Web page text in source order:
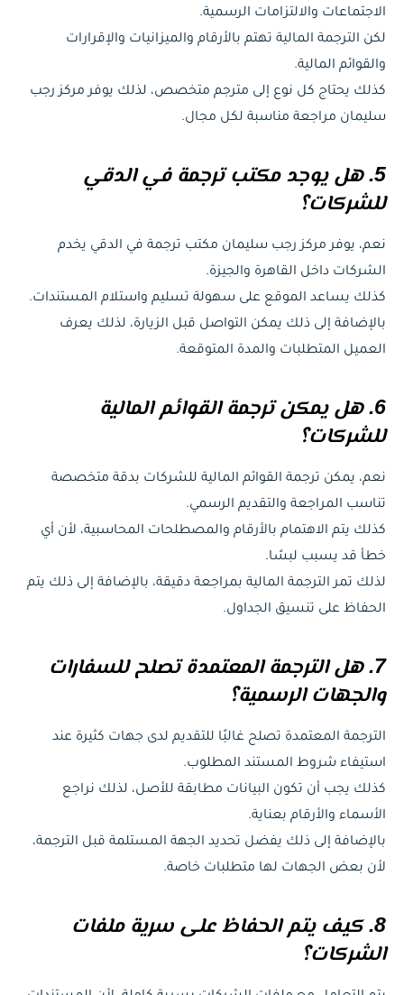
الاجتماعات والالتزامات الرسمية.
لكن الترجمة المالية تهتم بالأرقام والميزانيات والإقرارات
والقوائم المالية.
كذلك يحتاج كل نوع إلى مترجم متخصص، لذلك يوفر مركز رجب
سليمان مراجعة مناسبة لكل مجال.
5. هل يوجد مكتب ترجمة في الدقي
للشركات؟
نعم، يوفر مركز رجب سليمان مكتب ترجمة في الدقي يخدم
الشركات داخل القاهرة والجيزة.
كذلك يساعد الموقع على سهولة تسليم واستلام المستندات.
بالإضافة إلى ذلك يمكن التواصل قبل الزيارة، لذلك يعرف
العميل المتطلبات والمدة المتوقعة.
6. هل يمكن ترجمة القوائم المالية
للشركات؟
نعم، يمكن ترجمة القوائم المالية للشركات بدقة متخصصة
تناسب المراجعة والتقديم الرسمي.
كذلك يتم الاهتمام بالأرقام والمصطلحات المحاسبية، لأن أي
خطأ قد يسبب لبسًا.
لذلك تمر الترجمة المالية بمراجعة دقيقة، بالإضافة إلى ذلك يتم
الحفاظ على تنسيق الجداول.
7. هل الترجمة المعتمدة تصلح للسفارات
والجهات الرسمية؟
الترجمة المعتمدة تصلح غالبًا للتقديم لدى جهات كثيرة عند
استيفاء شروط المستند المطلوب.
كذلك يجب أن تكون البيانات مطابقة للأصل، لذلك نراجع
الأسماء والأرقام بعناية.
بالإضافة إلى ذلك يفضل تحديد الجهة المستلمة قبل الترجمة،
لأن بعض الجهات لها متطلبات خاصة.
8. كيف يتم الحفاظ على سرية ملفات
الشركات؟